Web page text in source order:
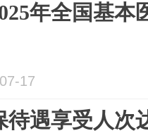
年全国基本
17
待遇享受人次